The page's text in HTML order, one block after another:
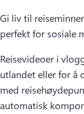
Gi liv til
perfekt for sosiale
Reisevideoer i
utlandet eller for å
med
automatisk